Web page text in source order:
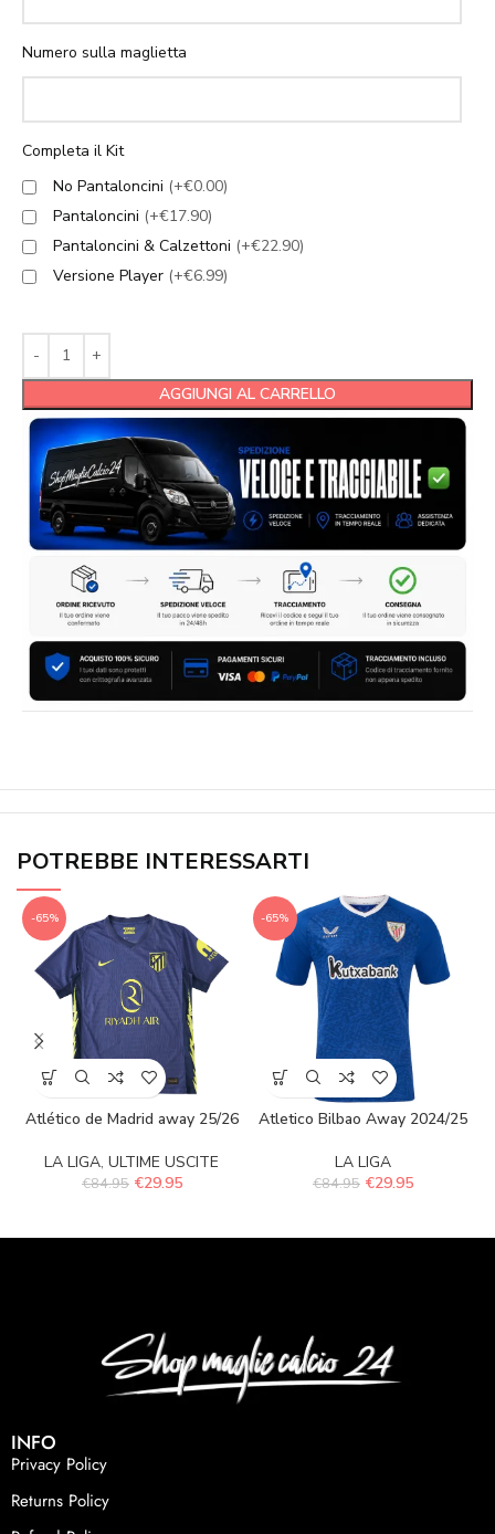
Numero sulla maglietta
Completa il Kit
No Pantaloncini (+€0.00)
Pantaloncini (+€17.90)
Pantaloncini & Calzettoni (+€22.90)
Versione Player (+€6.99)
AGGIUNGI AL CARRELLO
POTREBBE INTERESSARTI
-65%
Atlético de Madrid away 25/26
LA LIGA,ULTIME USCITE
€84.95 €29.95
-65%
Atletico Bilbao Away 2024/25
LA LIGA
€84.95 €29.95
INFO
Privacy Policy
Returns Policy